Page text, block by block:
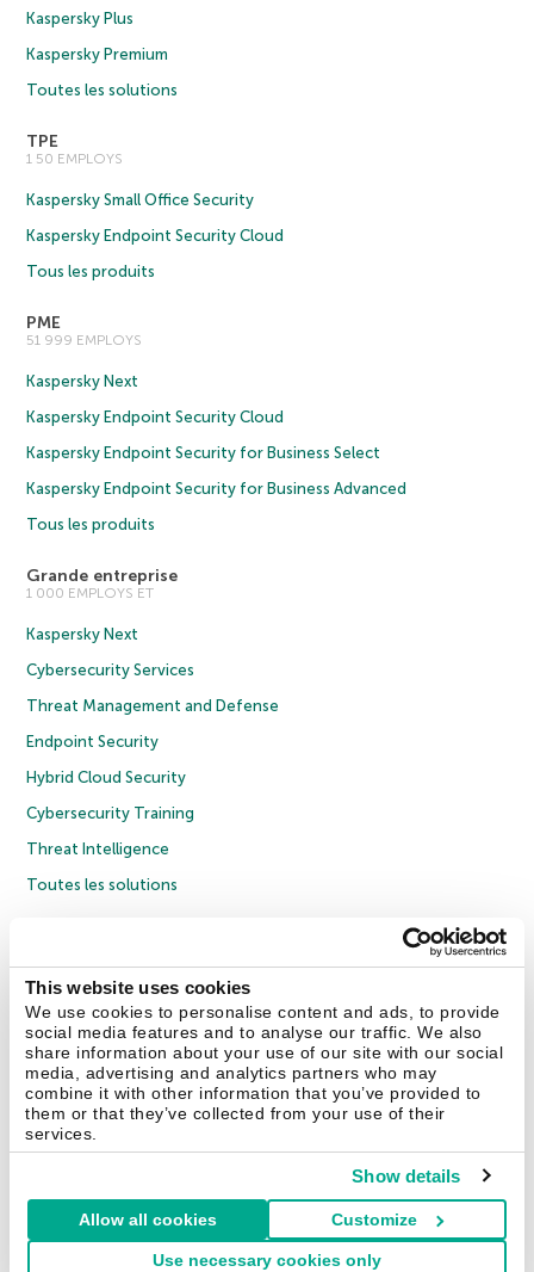
This website uses cookies
We use cookies to personalise content and ads, to provide
social media features and to analyse our traffic. We also
share information about your use of our site with our social
media, advertising and analytics partners who may
combine it with other information that you’ve provided to
them or that they’ve collected from your use of their
services.
Show details
Allow all cookies Customize
Use necessary cookies only
Kaspersky Plus
Kaspersky Premium
Toutes les solutions
TPE
1 50 EMPLOYS
Kaspersky Small Office Security
Kaspersky Endpoint Security Cloud
Tous les produits
PME
51 999 EMPLOYS
Kaspersky Next
Kaspersky Endpoint Security Cloud
Kaspersky Endpoint Security for Business Select
Kaspersky Endpoint Security for Business Advanced
Tous les produits
Grande entreprise
1 000 EMPLOYS ET
Kaspersky Next
Cybersecurity Services
Threat Management and Defense
Endpoint Security
Hybrid Cloud Security
Cybersecurity Training
Threat Intelligence
Toutes les solutions
Politique de confidentialité
Politique anticorruption
Contrat de licence grand public
Contrat de licence entreprises
Cookies
Nous contacter À propos Partenaires Blog Communiqués de presse
Securelist Eugene Personal Blog Encyclopédie de Kaspersky
France & Suisse